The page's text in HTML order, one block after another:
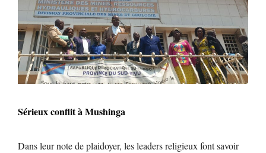
Sérieux conflit à Mushinga
Dans leur note de plaidoyer, les leaders religieux font savoir